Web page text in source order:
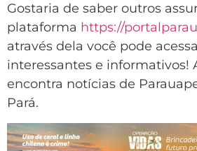
Gostaria de saber outros
plataforma https://
através dela você pode
interessantes e informativos!
encontra notícias de
Pará.